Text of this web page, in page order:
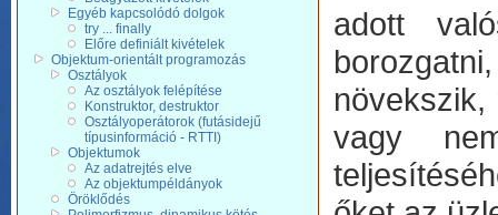
Egyéb kapcsolódó dolgok
try ... finally
Előre definiált kivételek
Objektum-orientált programozás
Osztályok
Az osztályok felépítése
Konstruktor, destruktor
Osztályoperátorok (futásidejű
típusinformáció - RTTI)
Objektumok
Az adatrejtés elve
Az objektumpéldányok
Öröklődés
adott
növekszik,
vagy